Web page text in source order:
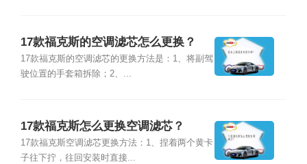
17款福克斯的空调滤芯怎么更换？
17款福克斯的空调滤芯的更换方法是：1、将副驾
驶位置的手套箱拆除；2、...
17款福克斯怎么更换空调滤芯？
17款福克斯空调滤芯更换方法：1、捏着两个黄卡
子往下拧，往回安装时直接...